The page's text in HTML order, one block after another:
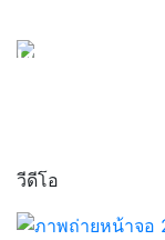
วีดีโอ